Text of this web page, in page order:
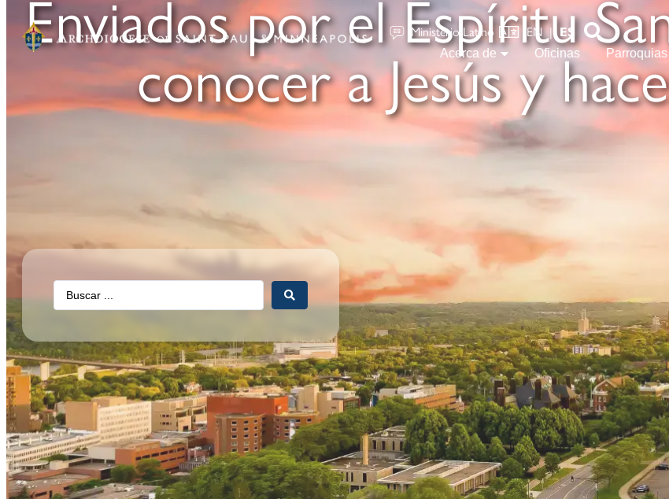
Ministerio Latino EN | ES
Acerca de Oficinas Parroquias
Enviados por el Espíritu
conocer a Jesús y